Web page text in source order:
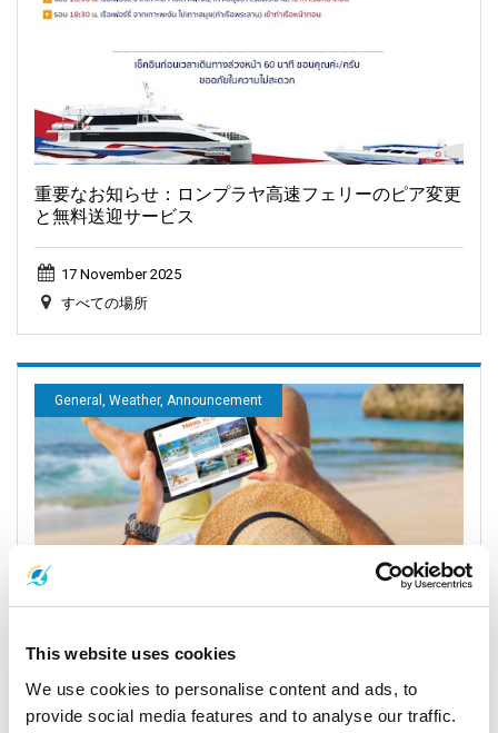
This website uses cookies
We use cookies to personalise content and ads, to
provide social media features and to analyse our traffic.
重要なお知らせ：ロンプラヤ高速フェリーのピア変更
と無料送迎サービス
17 November 2025
すべての場所
General, Weather, Announcement
16 November 2025